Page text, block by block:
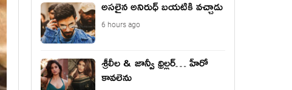
అసలైన అనిరుధ్ బయటికి వచ్చాడు
6 hours ago
శ్రీలీల & జాన్వీ థ్రిల్లర్… హీరో
కావలెను